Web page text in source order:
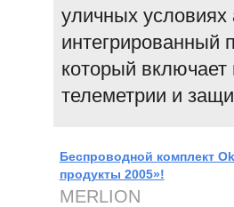
уличных
интегрированный
который
телеметрии и
Беспроводной комплект
продукты 2005»!
MERLION